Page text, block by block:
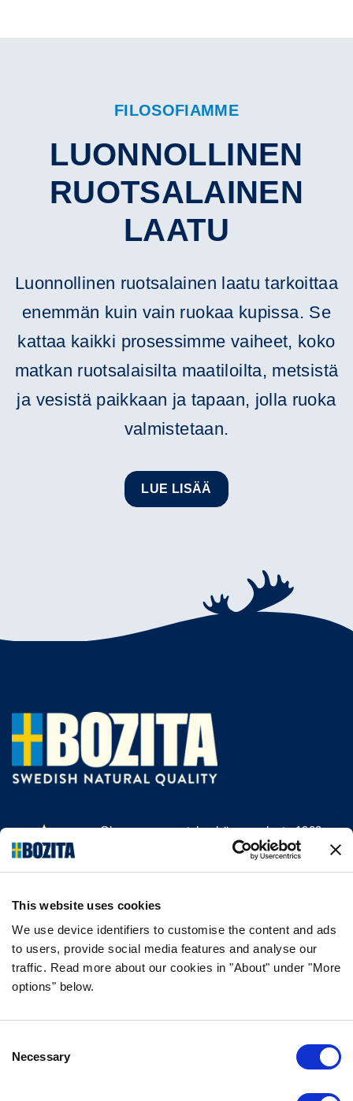
This website uses cookies
We use device identifiers to customise the content and ads
to users, provide social media features and analyse our
traffic. Read more about our cookies in "About" under "More
options" below.
Selection
Necessary
FILOSOFIAMME
LUONNOLLINEN
RUOTSALAINEN
LAATU
Luonnollinen ruotsalainen laatu tarkoittaa
enemmän kuin vain ruokaa kupissa. Se
kattaa kaikki prosessimme vaiheet, koko
matkan ruotsalaisilta maatiloilta, metsistä
ja vesistä paikkaan ja tapaan, jolla ruoka
valmistetaan.
LUE LISÄÄ
Olemme menestyksekäs, vuodesta 1903
saakka kissan- ja koiranruokaa valmistava
yritys Vårgårdasta, Ruotsista. Pidämme
Teemme koiran- ja kissanruokaa
korkealaatuisista ainesosista ja ilman
tarpeettomia lisäaineita.
USEIN KYSYTYT KYSYMYKSET